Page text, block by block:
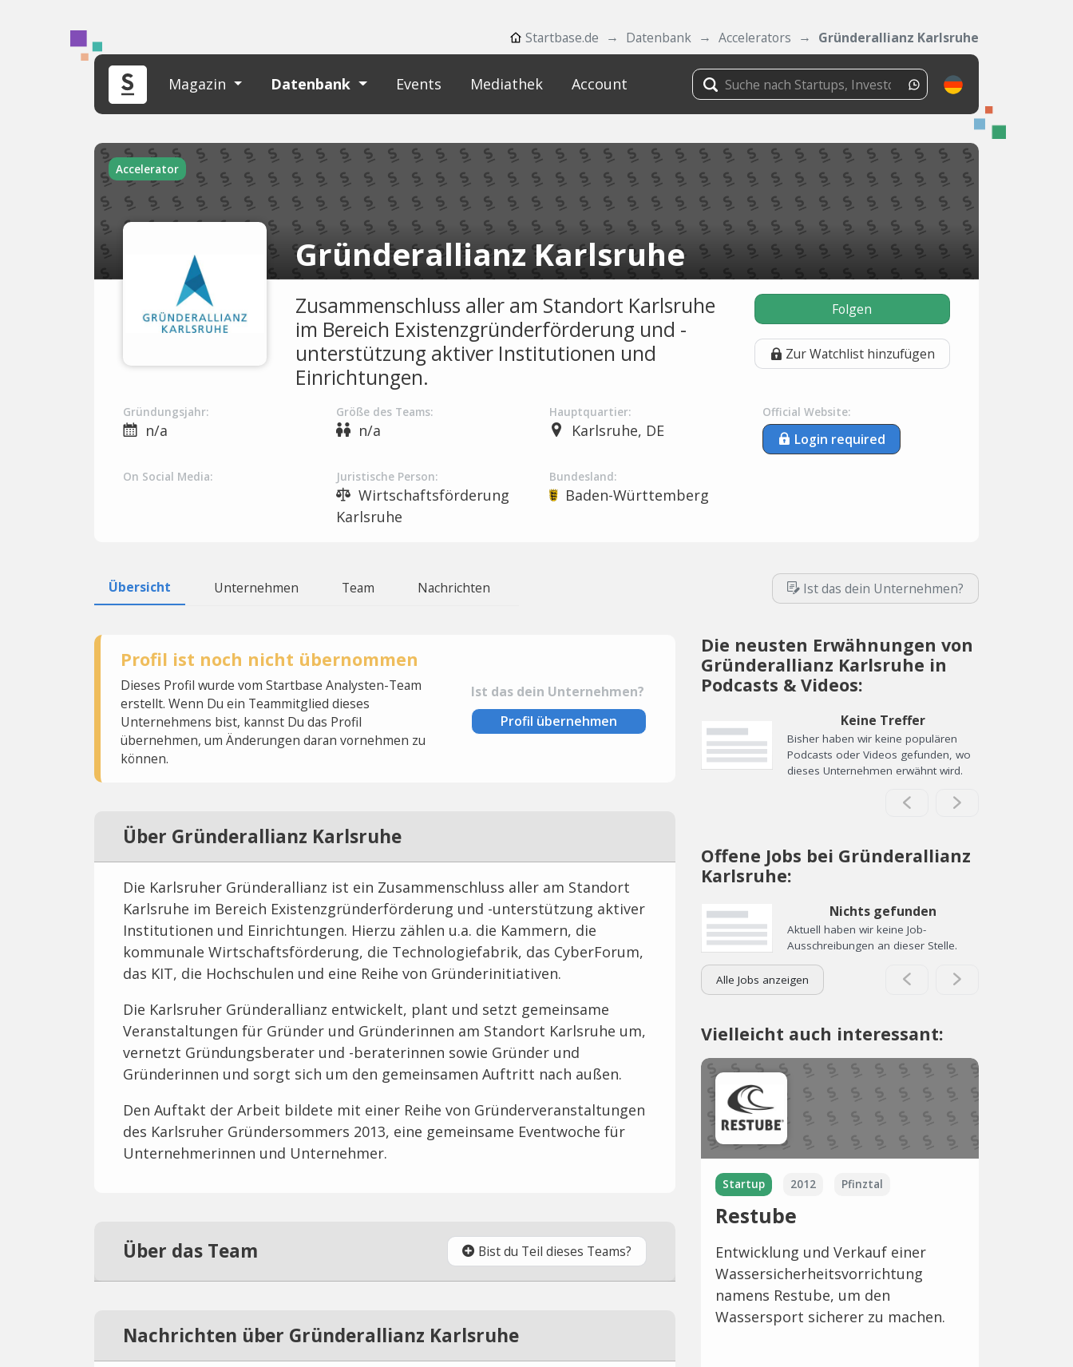
Startbase.de Datenbank Accelerators Gründerallianz Karlsruhe
Magazin Datenbank Events Mediathek Account
Accelerator
Gründerallianz Karlsruhe
Zusammenschluss aller am Standort Karlsruhe
im Bereich Existenzgründerförderung und -
unterstützung aktiver Institutionen und
Einrichtungen.
Folgen
Zur Watchlist hinzufügen
Gründungsjahr:
n/a
Größe des Teams:
n/a
Hauptquartier:
Karlsruhe, DE
Official Website:
Login required
On Social Media: Juristische Person:
Wirtschaftsförderung
Karlsruhe
Bundesland:
Baden-Württemberg
Übersicht Unternehmen Team Nachrichten Ist das dein Unternehmen?
Profil ist noch nicht übernommen
Dieses Profil wurde vom Startbase Analysten-Team
erstellt. Wenn Du ein Teammitglied dieses
Unternehmens bist, kannst Du das Profil
übernehmen, um Änderungen daran vornehmen zu
können.
Ist das dein Unternehmen?
Profil übernehmen
Über Gründerallianz Karlsruhe
Die Karlsruher Gründerallianz ist ein Zusammenschluss aller am Standort
Karlsruhe im Bereich Existenzgründerförderung und -unterstützung aktiver
Institutionen und Einrichtungen. Hierzu zählen u.a. die Kammern, die
kommunale Wirtschaftsförderung, die Technologiefabrik, das CyberForum,
das KIT, die Hochschulen und eine Reihe von Gründerinitiativen.
Die Karlsruher Gründerallianz entwickelt, plant und setzt gemeinsame
Veranstaltungen für Gründer und Gründerinnen am Standort Karlsruhe um,
vernetzt Gründungsberater und -beraterinnen sowie Gründer und
Gründerinnen und sorgt sich um den gemeinsamen Auftritt nach außen.
Den Auftakt der Arbeit bildete mit einer Reihe von Gründerveranstaltungen
des Karlsruher Gründersommers 2013, eine gemeinsame Eventwoche für
Unternehmerinnen und Unternehmer.
Über das Team Bist du Teil dieses Teams?
Nachrichten über Gründerallianz Karlsruhe
Die neusten Erwähnungen von
Gründerallianz Karlsruhe in
Podcasts & Videos:
Keine Treffer
Bisher haben wir keine populären
Podcasts oder Videos gefunden, wo
dieses Unternehmen erwähnt wird.
Offene Jobs bei Gründerallianz
Karlsruhe:
Nichts gefunden
Aktuell haben wir keine Job-
Ausschreibungen an dieser Stelle.
Alle Jobs anzeigen
Vielleicht auch interessant:
Startup 2012 Pfinztal
Restube
Entwicklung und Verkauf einer
Wassersicherheitsvorrichtung
namens Restube, um den
Wassersport sicherer zu machen.